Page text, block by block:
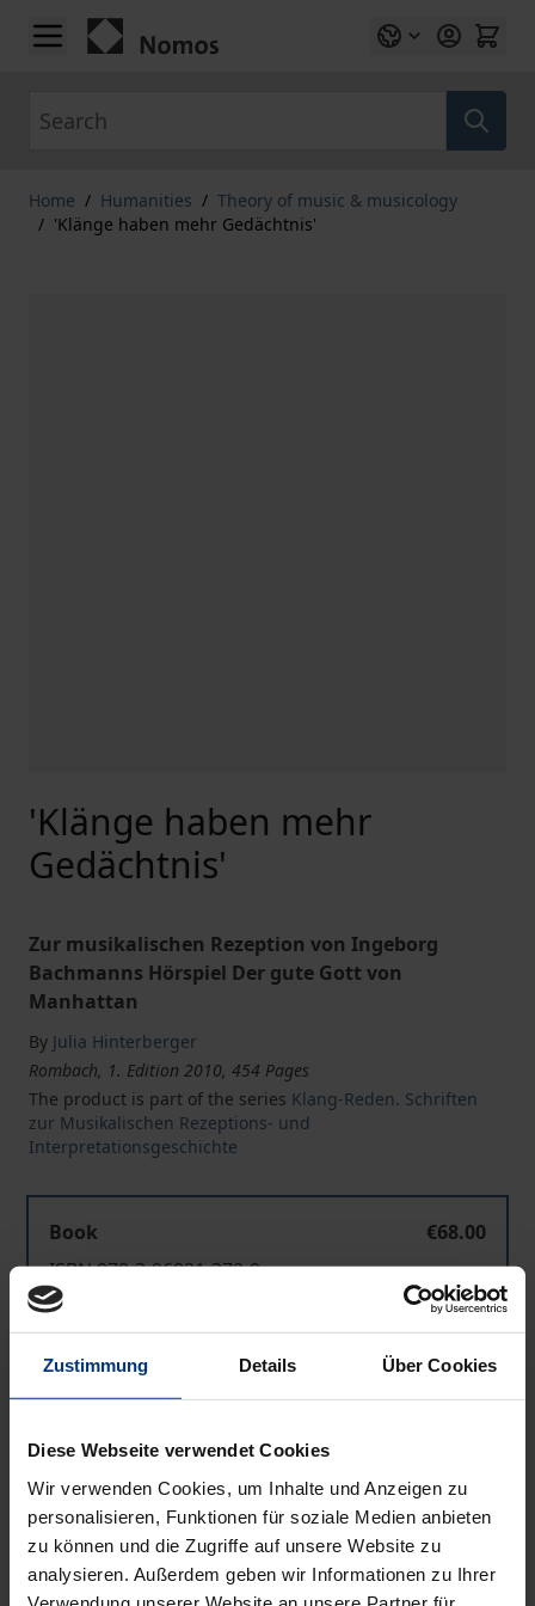
Zustimmung Details Über Cookies
Diese Webseite verwendet Cookies
Wir verwenden Cookies, um Inhalte und Anzeigen zu
personalisieren, Funktionen für soziale Medien anbieten
zu können und die Zugriffe auf unsere Website zu
analysieren. Außerdem geben wir Informationen zu Ihrer
Skip to Content
Home / Humanities / Theory of music & musicology
/ 'Klänge haben mehr Gedächtnis'
'Klänge haben mehr
Gedächtnis'
Zur musikalischen Rezeption von Ingeborg
Bachmanns Hörspiel Der gute Gott von
Manhattan
By Julia Hinterberger
Rombach, 1. Edition 2010, 454 Pages
The product is part of the series Klang-Reden. Schriften
zur Musikalischen Rezeptions- und
Interpretationsgeschichte
Book
€68.00
ISBN 978-3-96821-372-9
Available
Prices include VAT. Depending on the delivery address, VAT
Add to Cart
Add to Wish List
Delivery cost notice